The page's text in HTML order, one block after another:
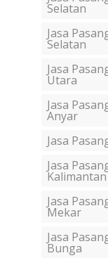
Selatan
Jasa
Selatan
Jasa
Utara
Jasa
Anyar
Jasa
Jasa
Jasa
Mekar
Jasa
Bunga